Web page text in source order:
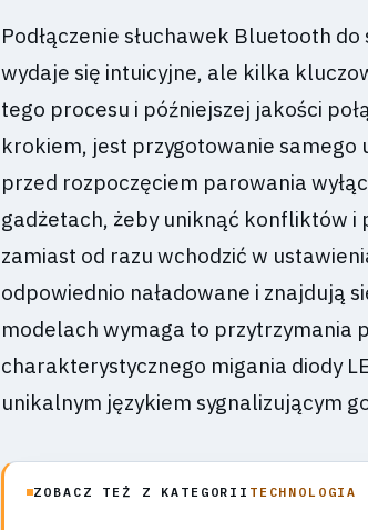
Podłączenie słuchawek Bluetooth
wydaje się intuicyjne, ale kilka
tego procesu i późniejszej jakości
krokiem, jest przygotowanie samego
przed rozpoczęciem parowania
gadżetach, żeby uniknąć konfliktów i
zamiast od razu wchodzić w
odpowiednio naładowane i znajdują
modelach wymaga to przytrzymania
charakterystycznego migania diody
unikalnym językiem sygnalizującym
ZOBACZ TEŻ Z KATEGORII TECHNOLOGIA